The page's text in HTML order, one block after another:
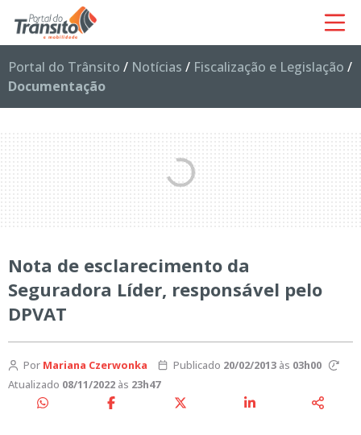
Portal do Trânsito / Notícias / Fiscalização e Legislação /
Documentação
Nota de esclarecimento da
Seguradora Líder, responsável pelo
DPVAT
Por Mariana Czerwonka Publicado 20/02/2013às 03h00
Atualizado 08/11/2022 às 23h47